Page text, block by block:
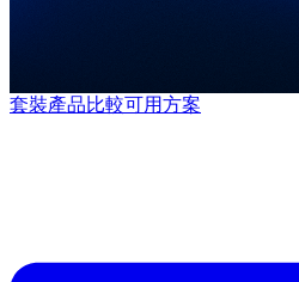
套裝產品比較可用方案